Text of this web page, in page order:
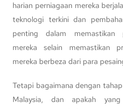
harian perniagaan mereka
teknologi terkini dan
penting dalam memastikan
mereka selain memastikan
mereka berbeza dari para
Tetapi bagaimana dengan
Malaysia, dan apakah